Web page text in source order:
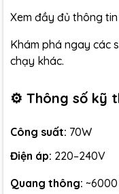
Xem đầy đủ thông
Khám phá ngay các
chạy khác.
⚙️ Thông số kỹ
Công suất: 70W
Điện áp: 220–240V
Quang thông: